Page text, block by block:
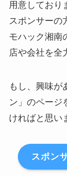
用意しており
スポンサーの
モハック湘南
店や会社を全
もし、興味が
ン」のページ
ければと思い
スポン